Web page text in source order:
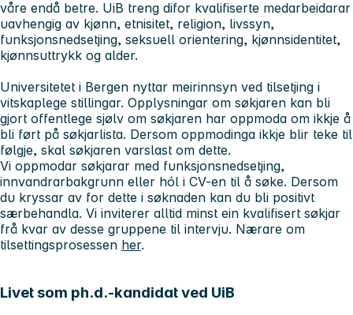
våre endå betre. UiB treng difor kvalifiserte medarbeidarar
uavhengig av kjønn, etnisitet, religion, livssyn,
funksjonsnedsetjing, seksuell orientering, kjønnsidentitet,
kjønnsuttrykk og alder.
Universitetet i Bergen nyttar meirinnsyn ved tilsetjing i
vitskaplege stillingar. Opplysningar om søkjaren kan bli
gjort offentlege sjølv om søkjaren har oppmoda om ikkje å
bli ført på søkjarlista. Dersom oppmodinga ikkje blir teke til
følgje, skal søkjaren varslast om dette.
Vi oppmodar søkjarar med funksjonsnedsetjing,
innvandrarbakgrunn eller hól i CV-en til å søke. Dersom
du kryssar av for dette i søknaden kan du bli positivt
særbehandla. Vi inviterer alltid minst ein kvalifisert søkjar
frå kvar av desse gruppene til intervju. Nærare om
tilsettingsprosessen her.
Livet som ph.d.-kandidat ved UiB